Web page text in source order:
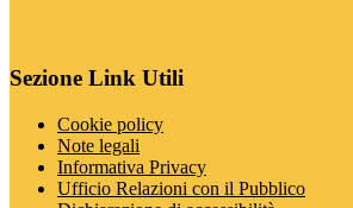
Sezione Link Utili
Cookie policy
Note legali
Informativa Privacy
Ufficio Relazioni con il Pubblico